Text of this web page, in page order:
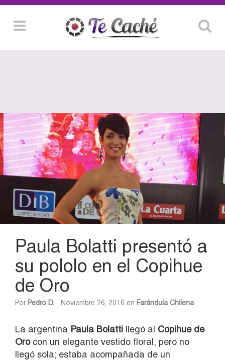
Paula Bolatti presentó a
su pololo en el Copihue
de Oro
Por Pedro D. - Noviembre 26, 2016 en Farándula Chilena
La argentina Paula Bolatti llegó al Copihue de
Orocon un elegante vestido floral, pero no
llegó sola; estaba acompañada de un